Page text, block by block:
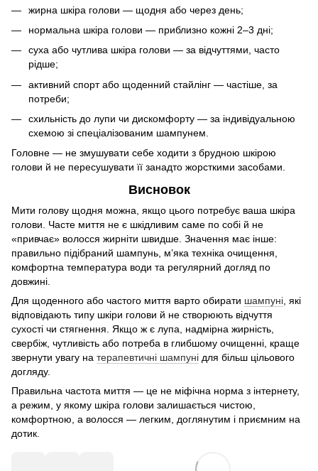
жирна шкіра голови — щодня або через день;
нормальна шкіра голови — приблизно кожні 2–3 дні;
суха або чутлива шкіра голови — за відчуттями, часто
рідше;
активний спорт або щоденний стайлінг — частіше, за
потреби;
схильність до лупи чи дискомфорту — за індивідуальною
схемою зі спеціалізованим шампунем.
Головне — не змушувати себе ходити з брудною шкірою
голови й не пересушувати її занадто жорсткими засобами.
Висновок
Мити голову щодня можна, якщо цього потребує ваша шкіра
голови. Часте миття не є шкідливим саме по собі й не
«привчає» волосся жирніти швидше. Значення має інше:
правильно підібраний шампунь, м’яка техніка очищення,
комфортна температура води та регулярний догляд по
довжині.
Для щоденного або частого миття варто обирати шампуні , які
відповідають типу шкіри голови й не створюють відчуття
сухості чи стягнення. Якщо ж є лупа, надмірна жирність,
свербіж, чутливість або потреба в глибшому очищенні, краще
звернути увагу на терапевтичні шампуні для більш цільового
догляду.
Правильна частота миття — це не міфічна норма з інтернету,
а режим, у якому шкіра голови залишається чистою,
комфортною, а волосся — легким, доглянутим і приємним на
дотик.